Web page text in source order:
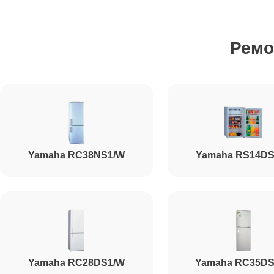
Ремонт таймера
Ремонт мотор-компрессора
Ремонт дефростера
Ремонт термостата
Yamaha RC38NS1/W Yamaha
Yamaha RC28DS1/W Yamaha